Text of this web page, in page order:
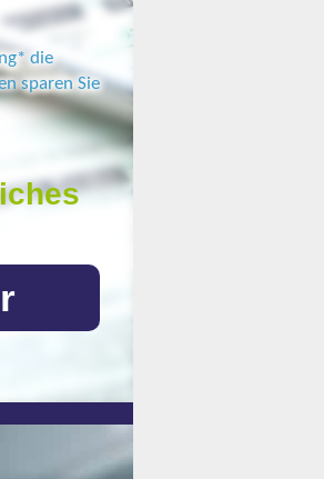
die
sparen Sie